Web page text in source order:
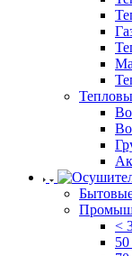
<